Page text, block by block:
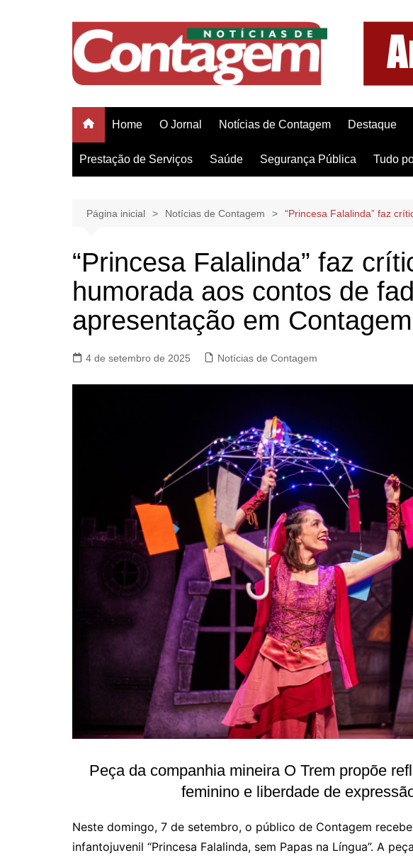
Home O Jornal Notícias de Contagem Destaque
Prestação de Serviços Saúde Segurança Pública Tudo
Página inicial Notícias de Contagem “Princesa Falalinda” faz
“Princesa Falalinda” faz
humorada aos contos de
apresentação em Contagem
4 de setembro de 2025 Notícias de Contagem
Peça da companhia mineira O Trem propõe
feminino e liberdade de
Neste domingo, 7 de setembro, o público de Contagem
infantojuvenil “Princesa Falalinda, sem Papas na Língua”. A